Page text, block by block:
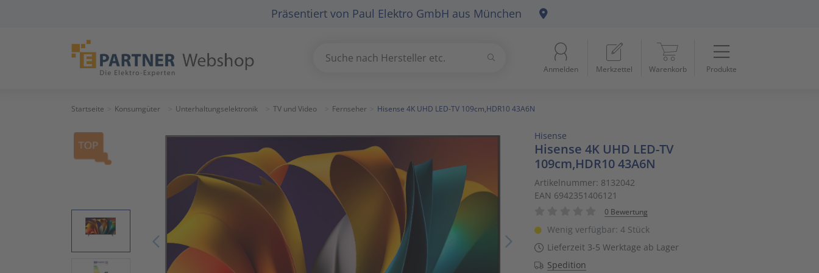
Präsentiert von Paul Elektro GmbH aus München
Suchen
up
down
arrows
select
Press
enter
Anmelden Merkzettel Warenkorb Produkte
Startseite Konsumgüter Unterhaltungselektronik TV und Video Fernseher Hisense 4K UHD LED-TV 109cm,HDR10 43A6N
Hisense
Hisense 4K UHD LED-TV
109cm,HDR10 43A6N
Artikelnummer: 8132042
EAN 6942351406121
0 Bewertung
Wenig verfügbar: 4 Stück
Lieferzeit 3-5 Werktage ab Lager
Spedition
Startseite
Beleuchtung
Erneuerbare Energie & E-Mobility
Installationsmaterial
Kabel & Leitungen
Konsumgüter
Raumklima & Haustechnik